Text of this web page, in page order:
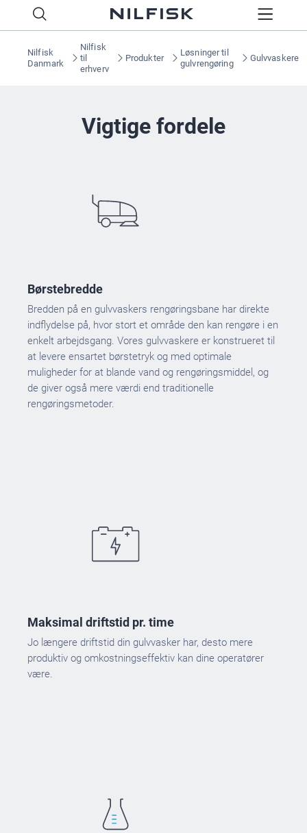
Nilfisk
Danmark
Nilfisk
til
erhverv
Produkter
Løsninger til
gulvrengøring
Gulvvaskere
Vigtige fordele
Børstebredde
Bredden på en gulvvaskers rengøringsbane har direkte
indflydelse på, hvor stort et område den kan rengøre i en
enkelt arbejdsgang. Vores gulvvaskere er konstrueret til
at levere ensartet børstetryk og med optimale
muligheder for at blande vand og rengøringsmiddel, og
de giver også mere værdi end traditionelle
rengøringsmetoder.
Maksimal driftstid pr. time
Jo længere driftstid din gulvvasker har, desto mere
produktiv og omkostningseffektiv kan dine operatører
være.